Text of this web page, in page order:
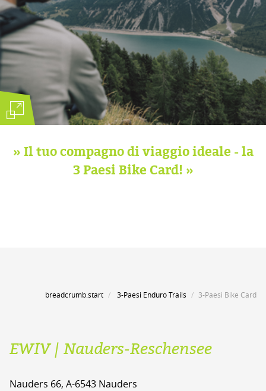
» Il tuo compagno di viaggio ideale - la
3 Paesi Bike Card! »
breadcrumb.start 3-Paesi Enduro Trails 3-Paesi Bike Card
EWIV | Nauders-Reschensee
Nauders 66, A-6543 Nauders